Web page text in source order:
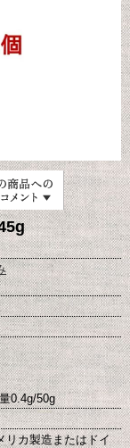
0.4g/50g
リカ製造またはドイ